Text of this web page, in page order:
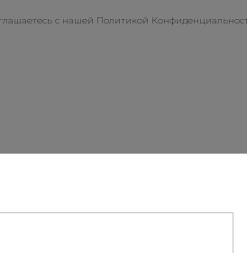
с нашей Политикой